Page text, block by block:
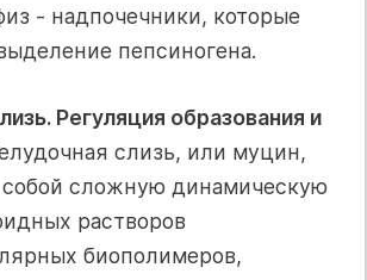
- надпочечники, которые
пепсиногена.
Регуляция образования и
слизь, или муцин,
собой сложную динамическую
растворов
биополимеров,